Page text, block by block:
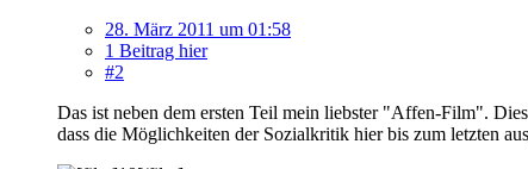
28. März 2011 um 01:58
1 Beitrag hier
#2
Das ist neben dem ersten Teil mein liebster "Affen-Film".
dass die Möglichkeiten der Sozialkritik hier bis zum letzten